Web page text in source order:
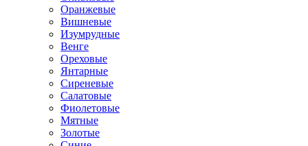
Оранжевые
Вишневые
Изумрудные
Венге
Ореховые
Янтарные
Сиреневые
Салатовые
Фиолетовые
Мятные
Золотые